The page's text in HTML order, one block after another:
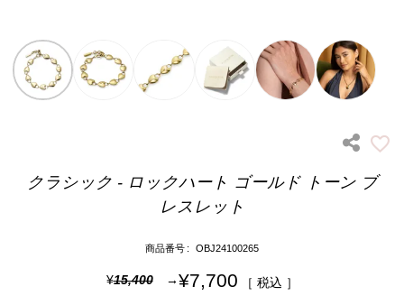
クラシック - ロックハート ゴールド トーン ブ
レスレット
商品番号 OBJ24100265
¥15,400 ¥7,700 税込